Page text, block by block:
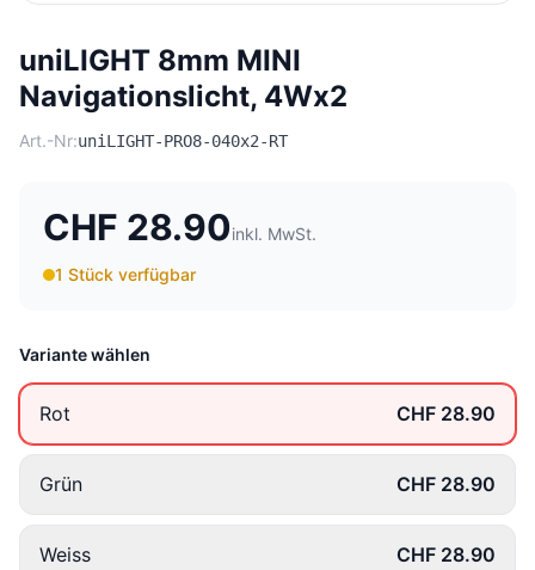
uniLIGHT 8mm MINI
Navigationslicht, 4Wx2
Art.-Nr:uniLIGHT-PRO8-040x2-RT
CHF 28.90inkl. MwSt.
1 Stück verfügbar
Variante wählen
Rot CHF 28.90
Grün CHF 28.90
Weiss CHF 28.90